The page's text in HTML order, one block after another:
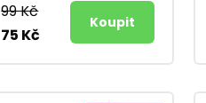
99 Kč
75 Kč